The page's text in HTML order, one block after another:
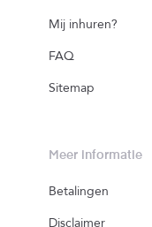
Mij inhuren?
FAQ
Sitemap
Meer informatie
Betalingen
Disclaimer